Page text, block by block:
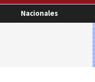
Nacionales